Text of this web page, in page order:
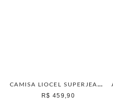
CAMISA LIOCEL SUPERJEANS DARK OLIVA
R$ 459,90